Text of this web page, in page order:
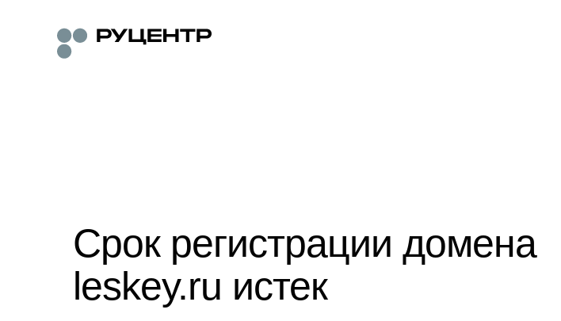
Срок регистрации домена
leskey.ru истек